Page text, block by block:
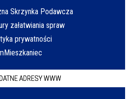
Skrzynka Podawcza
załatwiania spraw
prywatności
ADRESY WWW